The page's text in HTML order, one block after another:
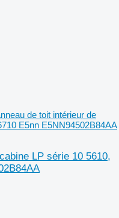
de toit intérieur de
E5nn E5NN94502B84AA
LP série 10 5610,